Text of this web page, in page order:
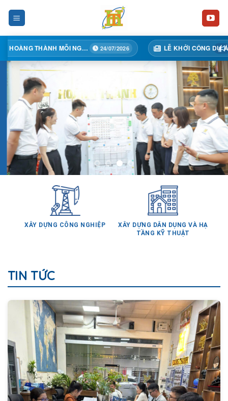
TẠI HOÀNG THÀNH MỖI NGÀY MỘT BƯỚC TIẾN 24/07/2026 LỄ KHỞI CÔNG DỰ ÁN TÒA 02A – TRUNG TÂM THƯƠNG MẠI HỒNG KÔNG, KHÁCH SẠN, CĂN HỘ ĐỂ BÁN VÀ CHO THUÊ 19/06/
XÂY DỰNG CÔNG NGHIỆP
XÂY DỰNG DÂN DỤNG VÀ HẠ
TẦNG KỸ THUẬT
TIN TỨC